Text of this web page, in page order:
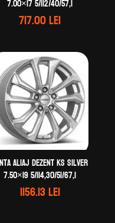
7.00×17 5/112/40/57,1
717.00lei
aliaj DEZENT KS silver
7.50×19 5/114,30/51/67,1
1156.13lei